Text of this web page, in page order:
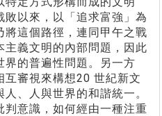
以來，以「追求富強」為
這個路徑，連同甲午之戰
義文明的內部問題，因此
界的普遍性問題。另一方
互審視來構想20 世紀新文
、人與世界的和諧統一。
意識，如何經由一種注重